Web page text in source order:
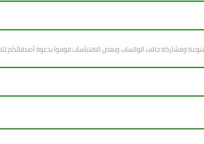
ومشاركة حالات الواتساب وبعض الاقتباسات قوموا بدعوة أصدقائكم